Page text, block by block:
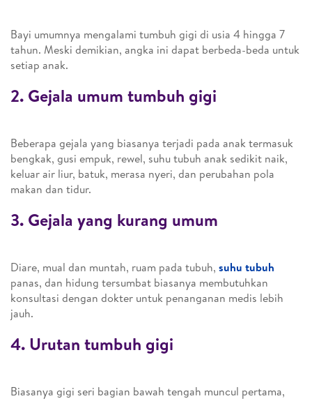
Bayi umumnya mengalami tumbuh gigi di usia 4 hingga 7
tahun. Meski demikian, angka ini dapat berbeda-beda untuk
setiap anak.
2. Gejala umum tumbuh gigi
Beberapa gejala yang biasanya terjadi pada anak termasuk
bengkak, gusi empuk, rewel, suhu tubuh anak sedikit naik,
keluar air liur, batuk, merasa nyeri, dan perubahan pola
makan dan tidur.
3. Gejala yang kurang umum
Diare, mual dan muntah, ruam pada tubuh, suhu tubuh
panas, dan hidung tersumbat biasanya membutuhkan
konsultasi dengan dokter untuk penanganan medis lebih
jauh.
4. Urutan tumbuh gigi
Biasanya gigi seri bagian bawah tengah muncul pertama,